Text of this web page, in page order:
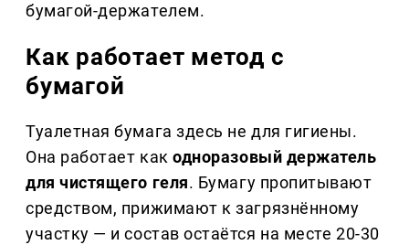
бумагой-держателем.
Как работает метод с
бумагой
Туалетная бумага здесь не для гигиены.
Она работает какодноразовый держатель
для чистящего геля. Бумагу пропитывают
средством, прижимают к загрязнённому
участку — и состав остаётся на месте 20-30